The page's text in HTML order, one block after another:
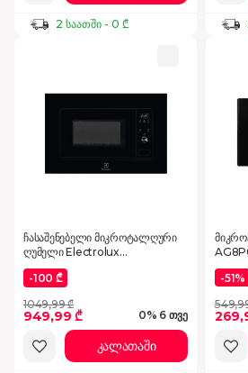
2 საათში - 0 ₾
ჩასაშენებელი მიკროტალღური
ღუმელი Electrolux
LMS2203EMK
-100 ₾
1049,99 ₾
949,99 ₾ 0% 6 თვე
კალათაში
-51%